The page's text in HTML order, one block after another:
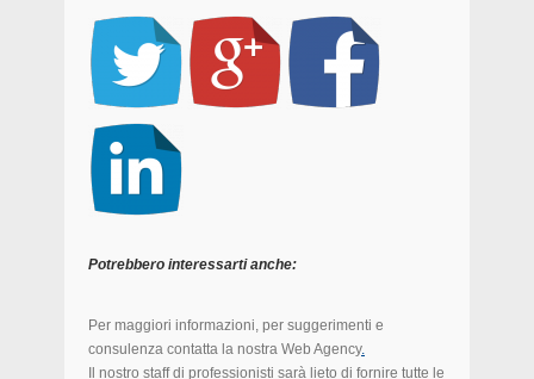
Potrebbero interessarti anche:
Per maggiori informazioni, per suggerimenti e
consulenza contatta la nostra Web Agency.
Il nostro staff di professionisti sarà lieto di fornire tutte le